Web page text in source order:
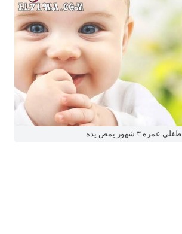
طفلي عمره ٣ شهور يمص يده